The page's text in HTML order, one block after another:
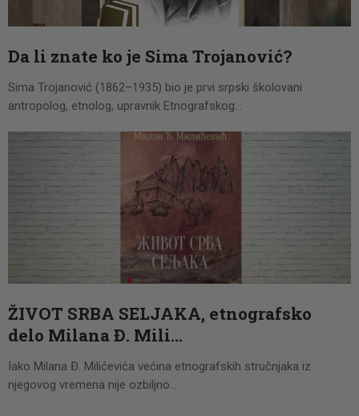
Da li znate ko je Sima Trojanović?
Sima Trojanović (1862–1935) bio je prvi srpski školovani
antropolog, etnolog, upravnik Etnografskog…
ŽIVOT SRBA SELJAKA, etnografsko
delo Milana Đ. Mili…
Iako Milana Đ. Milićevića većina etnografskih stručnjaka iz
njegovog vremena nije ozbiljno…